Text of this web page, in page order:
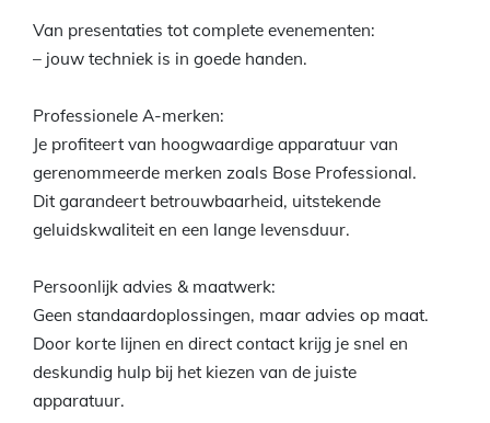
Van presentaties tot complete evenementen:
– jouw techniek is in goede handen.
Professionele A-merken:
Je profiteert van hoogwaardige apparatuur van
gerenommeerde merken zoals Bose Professional.
Dit garandeert betrouwbaarheid, uitstekende
geluidskwaliteit en een lange levensduur.
Persoonlijk advies & maatwerk:
Geen standaardoplossingen, maar advies op maat.
Door korte lijnen en direct contact krijg je snel en
deskundig hulp bij het kiezen van de juiste
apparatuur.